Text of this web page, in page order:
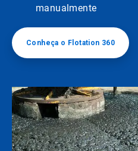
manualmente
Conheça o Flotation 360